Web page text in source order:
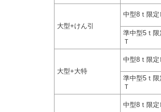
大型+けん引
中型8ｔ限定
準中型5ｔ限
Ｔ
大型+大特
中型8ｔ限定
準中型5ｔ限
Ｔ
中型8ｔ限定